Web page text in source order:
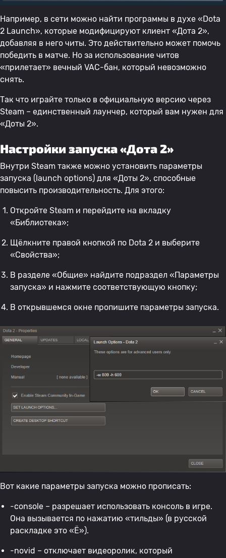
Например, в сети можно найти программы в духе «Dota
2 Launch», которые модифицируют клиент «Дота 2»,
добавляя в него читы. Это действительно может помочь
победить в матче. Но за использование читов
«прилетает» вечный VAC-бан, который невозможно
снять.
Так что играйте только в официальную версию через
Steam – единственный лаунчер, который вам нужен для
«Доты 2».
Настройки запуска «Дота 2»
Внутри Steam также можно установить параметры
запуска (launch options) для «Доты 2», способные
повысить производительность. Для этого:
Откройте Steam и перейдите на вкладку
«Библиотека»;
Щёлкните правой кнопкой по Dota 2 и выберите
«Свойства»;
В разделе «Общие» найдите подраздел «Параметры
запуска» и нажмите соответствующую кнопку;
В открывшемся окне пропишите параметры запуска.
Вот какие параметры запуска можно прописать:
-console – разрешает использовать консоль в игре.
Она вызывается по нажатию «тильды» (в русской
раскладке это «Ё»).
-novid – отключает видеоролик, который